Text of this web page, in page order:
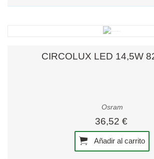
CIRCOLUX LED 14,5W
Osram
36,52 €
Añadir al carrito